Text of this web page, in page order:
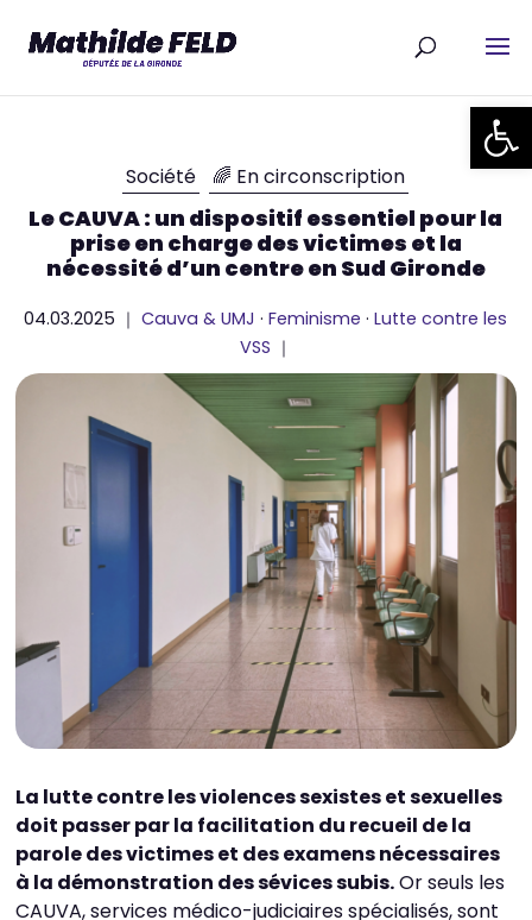
Ouvrir
Société 🌈 En circonscription
Le CAUVA : un dispositif essentiel pour la
prise en charge des victimes et la
nécessité d’un centre en Sud Gironde
04.03.2025 ｜Cauva & UMJ ·Feminisme ·Lutte contre les
VSS ｜
La lutte contre les violences sexistes et sexuelles
doit passer par la facilitation du recueil de la
parole des victimes et des examens nécessaires
à la démonstration des sévices subis.Or seuls les
CAUVA, services médico-judiciaires spécialisés, sont